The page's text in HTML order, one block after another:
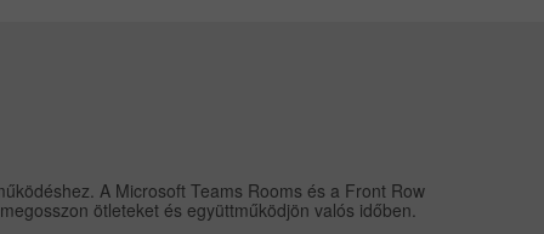
A Microsoft Teams Rooms és a Front Row
ötleteket és együttműködjön valós időben.